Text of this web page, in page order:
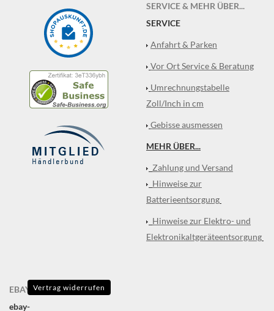
SERVICE & MEHR ÜBER...
SERVICE
Anfahrt & Parken
Vor Ort Service & Beratung
Umrechnungstabelle
Zoll/Inch in cm
Gebisse ausmessen
MEHR ÜBER...
Zahlung und Versand
Hinweise zur
Batterieentsorgung
Hinweise zur Elektro- und
Elektronikaltgeräteentsorgung
EBAY
ebay-
Vertrag widerrufen